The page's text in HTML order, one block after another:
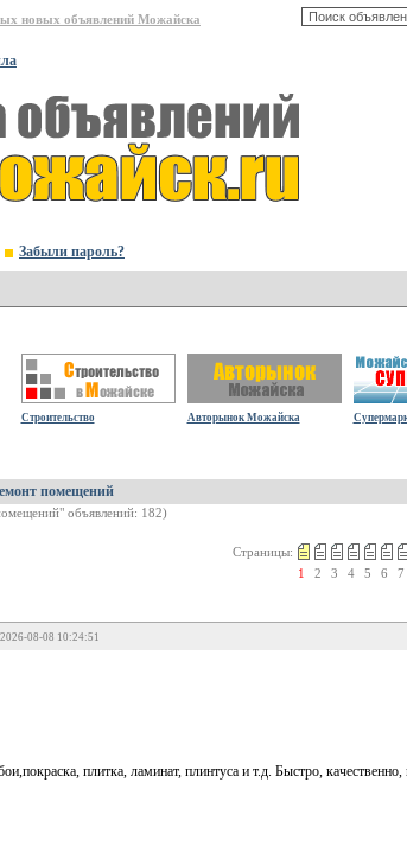
новых объявлений Можайска
Забыли пароль?
Строительство Авторынок Можайска
помещений
объявлений: 182)
Страницы:
1
2 3 4 5 6 7
08-08 10:24:51
плитка, ламинат, плинтуса и т.д. Быстро, качественно,